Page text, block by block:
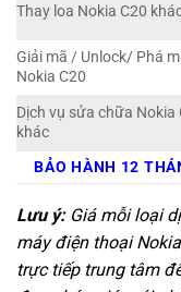
Thay loa Nokia C20
Giải mã / Unlock/ Phá
Nokia C20
Dịch vụ sửa chữa Nokia
khác
BẢO HÀNH 12
Lưu ý:Giá mỗi loại
máy điện thoại
trực tiếp trung tâm